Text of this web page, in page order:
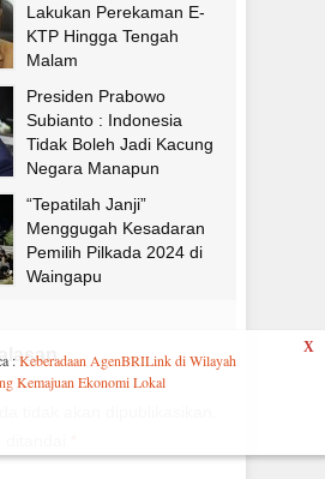
Lakukan Perekaman E-
KTP Hingga Tengah
Malam
Presiden Prabowo
Subianto : Indonesia
Tidak Boleh Jadi Kacung
Negara Manapun
“Tepatilah Janji”
Menggugah Kesadaran
Pemilih Pilkada 2024 di
Waingapu
:Keberadaan AgenBRILink di Wilayah
Kemajuan Ekonomi Lokal
X